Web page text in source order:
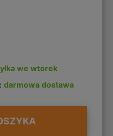
we wtorek
darmowa dostawa